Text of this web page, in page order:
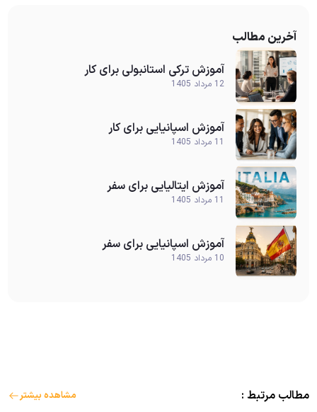
آخرین مطالب
آموزش ترکی استانبولی برای کار
12 مرداد 1405
آموزش اسپانیایی برای کار
11 مرداد 1405
آموزش ایتالیایی برای سفر
11 مرداد 1405
آموزش اسپانیایی برای سفر
10 مرداد 1405
مطالب مرتبط : مشاهده بیشتر